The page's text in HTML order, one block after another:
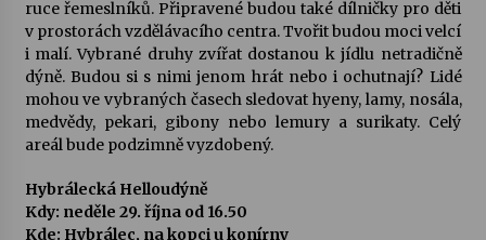
ruce řemeslníků. Připravené budou také dílničky pro děti
v prostorách vzdělávacího centra. Tvořit budou moci velcí
i malí. Vybrané druhy zvířat dostanou k jídlu netradičně
dýně. Budou si s nimi jenom hrát nebo i ochutnají? Lidé
mohou ve vybraných časech sledovat hyeny, lamy, nosála,
medvědy, pekari, gibony nebo lemury a surikaty. Celý
areál bude podzimně vyzdobený.
Hybrálecká Helloudýně
Kdy: neděle 29. října od 16.50
Kde: Hybrálec, na kopci u konírny